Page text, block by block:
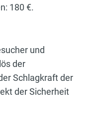
180 €.
und
der
Schlagkraft der
der Sicherheit